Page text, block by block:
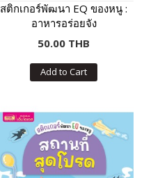
สติกเกอร์พัฒนา EQ ของหนู :
อาหารอร่อยจัง
50.00 THB
Add to Cart